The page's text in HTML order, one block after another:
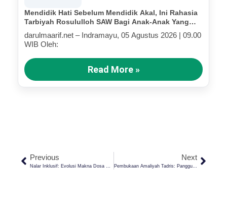
Mendidik Hati Sebelum Mendidik Akal, Ini Rahasia
Tarbiyah Rosululloh SAW Bagi Anak-Anak Yang
Terluka (Bagian III)
darulmaarif.net – Indramayu, 05 Agustus 2026 | 09.00
WIB Oleh:
Read More »
Previous
Nalar Inklusif: Evolusi Makna Dosa Dan Pahala Dalam Sejarah Kesadaran Manusia
Next
Pembukaan Amaliyah Tadris: Panggung Pembentukan Mental, Ilmu, Dan Kepemimpinan Santri